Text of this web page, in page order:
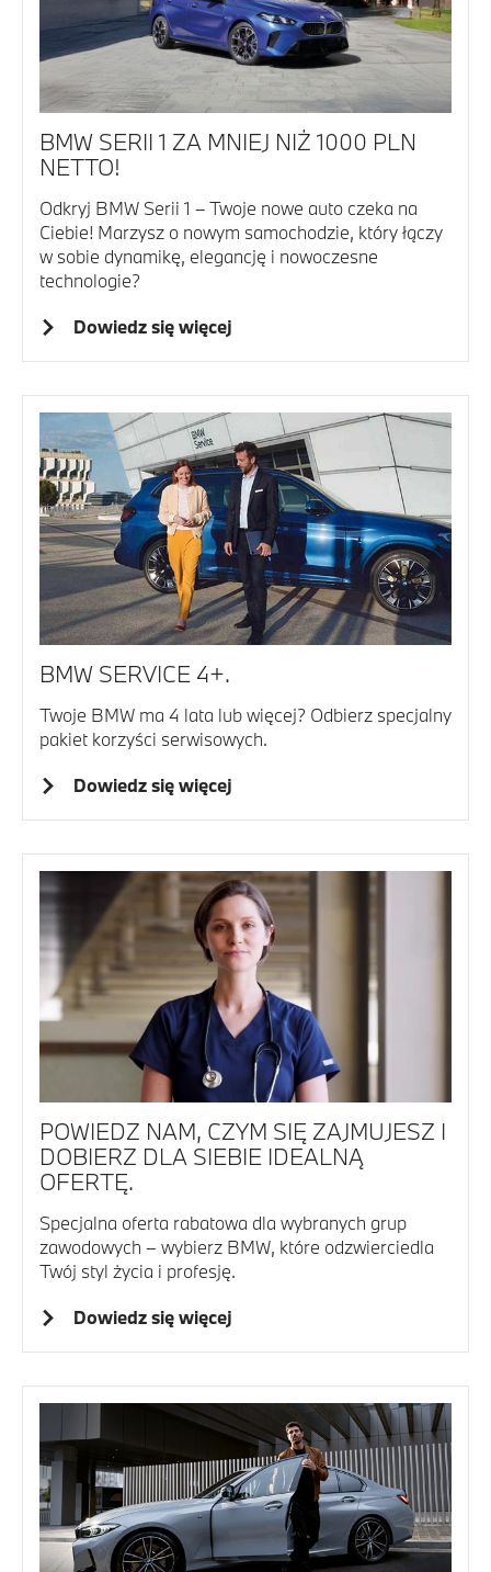
BMW SERII 1 ZA MNIEJ NIŻ 1000 PLN
NETTO!
Odkryj BMW Serii 1 – Twoje nowe auto czeka na
Ciebie! Marzysz o nowym samochodzie, który łączy
w sobie dynamikę, elegancję i nowoczesne
technologie?
Dowiedz się więcej
BMW SERVICE 4+.
Twoje BMW ma 4 lata lub więcej? Odbierz specjalny
pakiet korzyści serwisowych.
Dowiedz się więcej
POWIEDZ NAM, CZYM SIĘ ZAJMUJESZ I
DOBIERZ DLA SIEBIE IDEALNĄ
OFERTĘ.
Specjalna oferta rabatowa dla wybranych grup
zawodowych – wybierz BMW, które odzwierciedla
Twój styl życia i profesję.
Dowiedz się więcej